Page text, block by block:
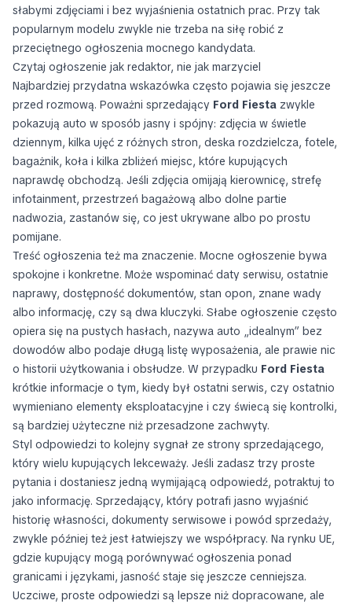
słabymi zdjęciami i bez wyjaśnienia ostatnich prac. Przy tak
popularnym modelu zwykle nie trzeba na siłę robić z
przeciętnego ogłoszenia mocnego kandydata.
Czytaj ogłoszenie jak redaktor, nie jak marzyciel
Najbardziej przydatna wskazówka często pojawia się jeszcze
przed rozmową. Poważni sprzedający Ford Fiesta zwykle
pokazują auto w sposób jasny i spójny: zdjęcia w świetle
dziennym, kilka ujęć z różnych stron, deska rozdzielcza, fotele,
bagażnik, koła i kilka zbliżeń miejsc, które kupujących
naprawdę obchodzą. Jeśli zdjęcia omijają kierownicę, strefę
infotainment, przestrzeń bagażową albo dolne partie
nadwozia, zastanów się, co jest ukrywane albo po prostu
pomijane.
Treść ogłoszenia też ma znaczenie. Mocne ogłoszenie bywa
spokojne i konkretne. Może wspominać daty serwisu, ostatnie
naprawy, dostępność dokumentów, stan opon, znane wady
albo informację, czy są dwa kluczyki. Słabe ogłoszenie często
opiera się na pustych hasłach, nazywa auto „idealnym” bez
dowodów albo podaje długą listę wyposażenia, ale prawie nic
o historii użytkowania i obsłudze. W przypadku Ford Fiesta
krótkie informacje o tym, kiedy był ostatni serwis, czy ostatnio
wymieniano elementy eksploatacyjne i czy świecą się kontrolki,
są bardziej użyteczne niż przesadzone zachwyty.
Styl odpowiedzi to kolejny sygnał ze strony sprzedającego,
który wielu kupujących lekceważy. Jeśli zadasz trzy proste
pytania i dostaniesz jedną wymijającą odpowiedź, potraktuj to
jako informację. Sprzedający, który potrafi jasno wyjaśnić
historię własności, dokumenty serwisowe i powód sprzedaży,
zwykle później też jest łatwiejszy we współpracy. Na rynku UE,
gdzie kupujący mogą porównywać ogłoszenia ponad
granicami i językami, jasność staje się jeszcze cenniejsza.
Uczciwe, proste odpowiedzi są lepsze niż dopracowane, ale